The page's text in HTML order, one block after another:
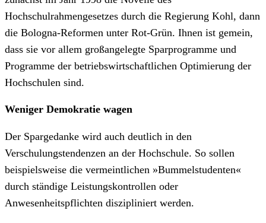
Hochschulrahmengesetzes durch die Regierung Kohl, dann
die Bologna-Reformen unter Rot-Grün. Ihnen ist gemein,
dass sie vor allem großangelegte Sparprogramme und
Programme der betriebswirtschaftlichen Optimierung der
Hochschulen sind.
Weniger Demokratie wagen
Der Spargedanke wird auch deutlich in den
Verschulungstendenzen an der Hochschule. So sollen
beispielsweise die vermeintlichen »Bummelstudenten«
durch ständige Leistungskontrollen oder
Anwesenheitspflichten diszipliniert werden.